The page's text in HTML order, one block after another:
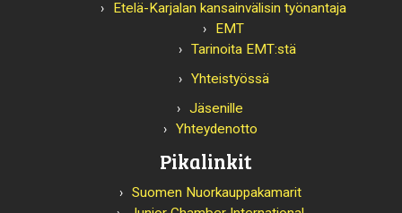
Etelä-Karjalan kansainvälisin työnantaja
EMT
Tarinoita EMT:stä
Yhteistyössä
Jäsenille
Yhteydenotto
Pikalinkit
Suomen Nuorkauppakamarit